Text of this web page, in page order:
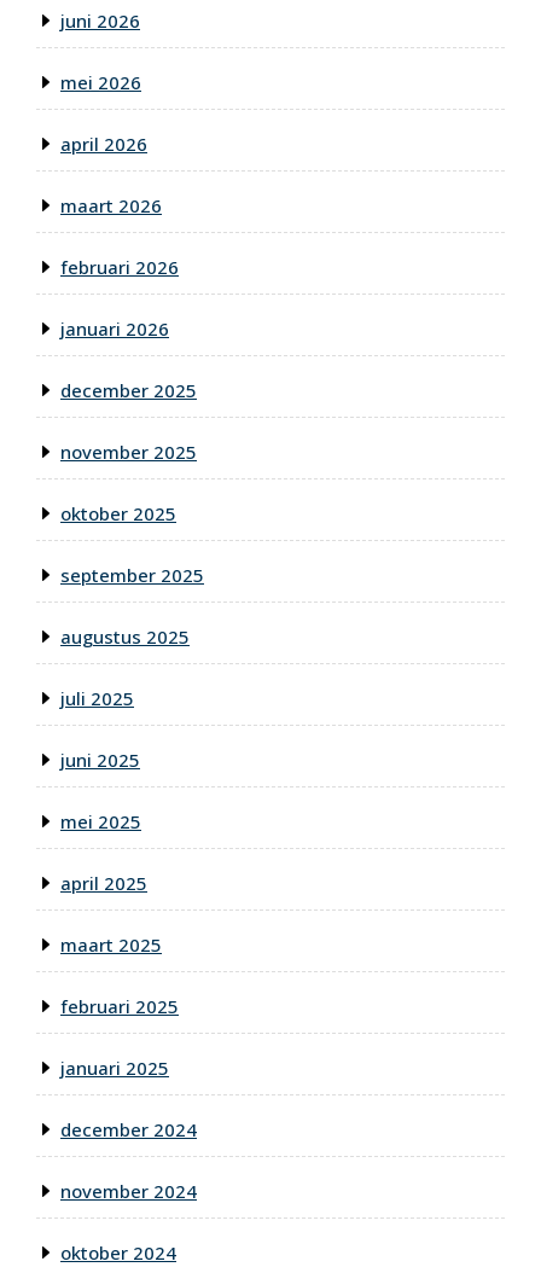
juni 2026
mei 2026
april 2026
maart 2026
februari 2026
januari 2026
december 2025
november 2025
oktober 2025
september 2025
augustus 2025
juli 2025
juni 2025
mei 2025
april 2025
maart 2025
februari 2025
januari 2025
december 2024
november 2024
oktober 2024